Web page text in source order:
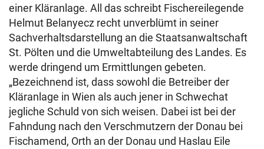
einer Kläranlage. All das schreibt Fischereilegende
Helmut Belanyecz recht unverblümt in seiner
Sachverhaltsdarstellung an die Staatsanwaltschaft
St. Pölten und die Umweltabteilung des Landes. Es
werde dringend um Ermittlungen gebeten.
„Bezeichnend ist, dass sowohl die Betreiber der
Kläranlage in Wien als auch jener in Schwechat
jegliche Schuld von sich weisen. Dabei ist bei der
Fahndung nach den Verschmutzern der Donau bei
Fischamend, Orth an der Donau und Haslau Eile